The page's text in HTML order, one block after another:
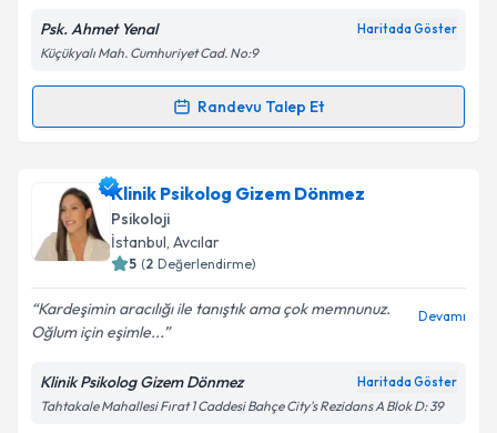
Psk. Ahmet Yenal Haritada Göster
Küçükyalı Mah. Cumhuriyet Cad. No:9
Randevu Talep Et
Randevu Takvimi Talebi
Psk. Ahmet Yenaliçin randevu takvimi talebi
oluşturun. Size bu uzmandan randevu almanız için bir
takvim hazırlandığında e-posta ile bilgilendireceğiz.
Kişisel verilerimin işlenmesine ilişkin
Aydınlatma
Metni'ni okudum ve kişisel verilerimin belirtilen
Klinik Psikolog Gizem Dönmez
Psikoloji
İstanbul, Avcılar
5 (2 Değerlendirme)
Kardeşimin aracılığı ile tanıştık ama çok memnunuz.
Oğlum için eşimle...
Devamı
Klinik Psikolog Gizem Dönmez Haritada Göster
Tahtakale Mahallesi Fırat 1 Caddesi Bahçe City's Rezidans A Blok D: 39